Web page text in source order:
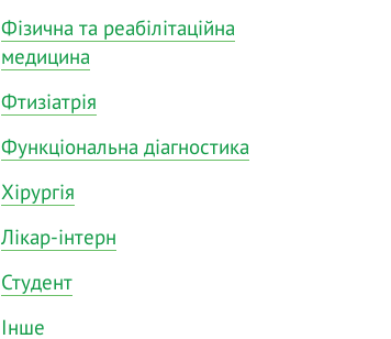
Фізична та реабілітаційна
медицина
Фтизіатрія
Функціональна діагностика
Хірургія
Лікар-інтерн
Студент
Інше